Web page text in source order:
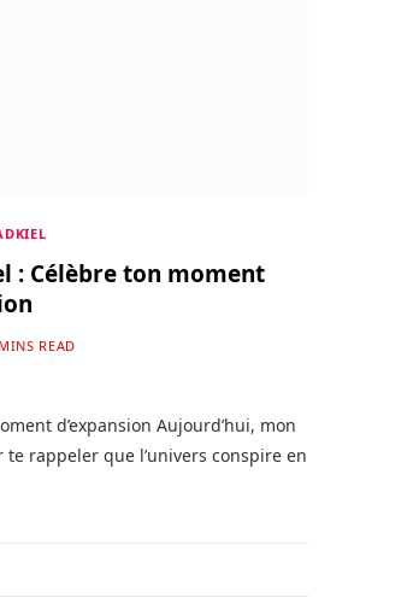
: Célèbre ton moment
READ
d’expansion Aujourd’hui, mon
te rappeler que l’univers conspire en